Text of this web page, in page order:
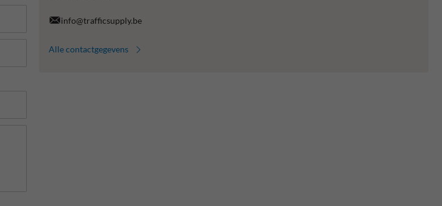
info@trafficsupply.be
Alle contactgegevens